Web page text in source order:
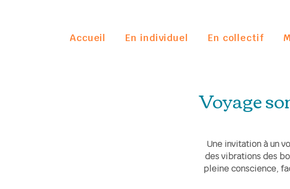
Accueil En individuel En collectif
Voyage
Une invitation à un
des vibrations des
pleine conscience,